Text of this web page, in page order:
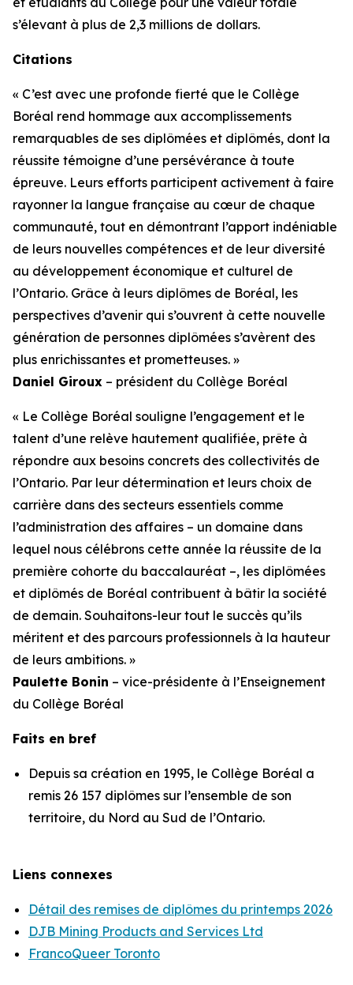
s’élevant à plus de 2,3 millions de dollars.
Citations
« C’est avec une profonde fierté que le Collège
Boréal rend hommage aux accomplissements
remarquables de ses diplômées et diplômés, dont la
réussite témoigne d’une persévérance à toute
épreuve. Leurs efforts participent activement à faire
rayonner la langue française au cœur de chaque
communauté, tout en démontrant l’apport indéniable
de leurs nouvelles compétences et de leur diversité
au développement économique et culturel de
l’Ontario. Grâce à leurs diplômes de Boréal, les
perspectives d’avenir qui s’ouvrent à cette nouvelle
génération de personnes diplômées s’avèrent des
plus enrichissantes et prometteuses. »
Daniel Giroux – président du Collège Boréal
« Le Collège Boréal souligne l’engagement et le
talent d’une relève hautement qualifiée, prête à
répondre aux besoins concrets des collectivités de
l’Ontario. Par leur détermination et leurs choix de
carrière dans des secteurs essentiels comme
l’administration des affaires – un domaine dans
lequel nous célébrons cette année la réussite de la
première cohorte du baccalauréat –, les diplômées
et diplômés de Boréal contribuent à bâtir la société
de demain. Souhaitons-leur tout le succès qu’ils
méritent et des parcours professionnels à la hauteur
de leurs ambitions. »
Paulette Bonin – vice-présidente à l’Enseignement
du Collège Boréal
Faits en bref
Depuis sa création en 1995, le Collège Boréal a
remis 26 157 diplômes sur l’ensemble de son
territoire, du Nord au Sud de l’Ontario.
Liens connexes
Détail des remises de diplômes du printemps 2026
DJB Mining Products and Services Ltd
FrancoQueer Toronto